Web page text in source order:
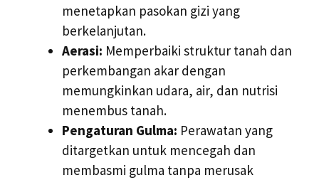
menetapkan pasokan gizi yang
berkelanjutan.
Aerasi: Memperbaiki struktur tanah dan
perkembangan akar dengan
memungkinkan udara, air, dan nutrisi
menembus tanah.
Pengaturan Gulma: Perawatan yang
ditargetkan untuk mencegah dan
membasmi gulma tanpa merusak